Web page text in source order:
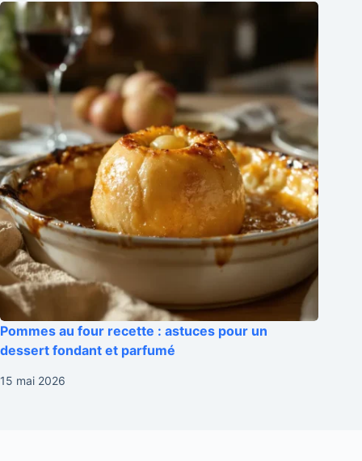
Pommes au four recette : astuces pour un
dessert fondant et parfumé
15 mai 2026